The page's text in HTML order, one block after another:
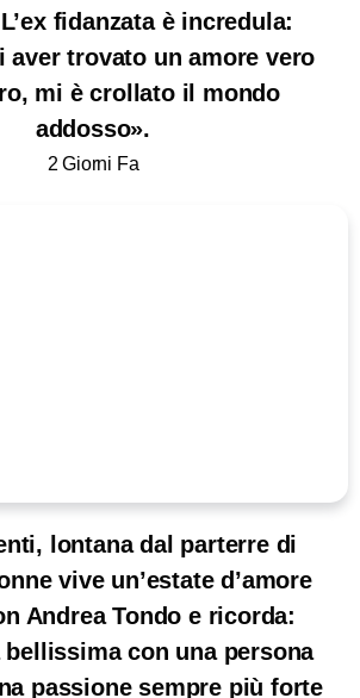
fidanzata è incredula:
aver trovato un amore vero
mi è crollato il mondo
addosso».
2 Giorni Fa
lontana dal parterre di
vive un’estate d’amore
Andrea Tondo e ricorda:
bellissima con una persona
passione sempre più forte